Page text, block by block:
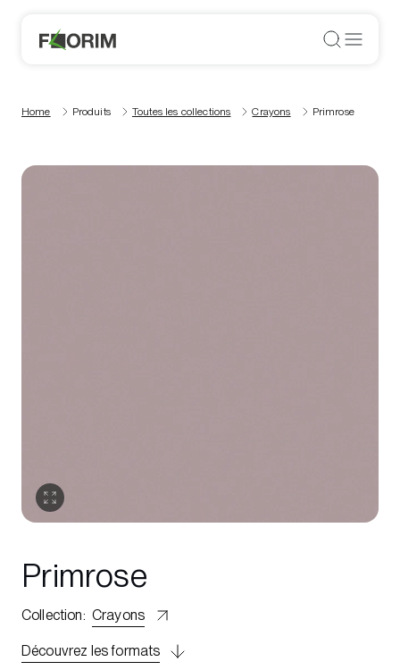
Home Produits Toutes les collections Crayons Primrose
Primrose
Collection: Crayons
Découvrez les formats